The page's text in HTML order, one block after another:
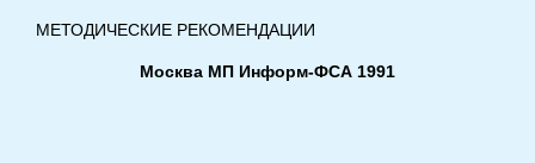
МЕТОДИЧЕСКИЕ РЕКОМЕНДАЦИИ
Москва МП Информ-ФСА 1991